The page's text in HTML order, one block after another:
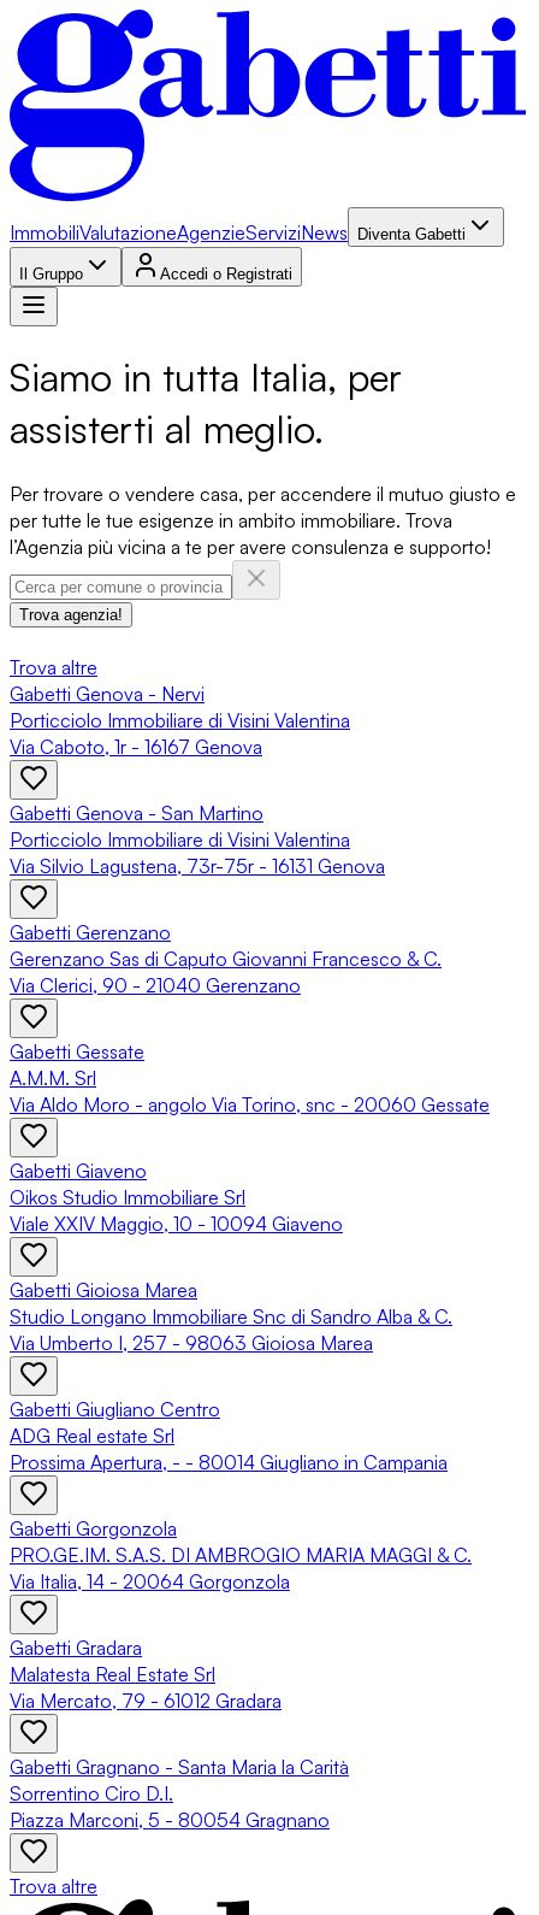
ImmobiliValutazioneAgenzieServiziNews Diventa Gabetti
Il Gruppo Accedi o Registrati
Siamo in tutta Italia, per
assisterti al meglio.
Per trovare o vendere casa, per accendere il mutuo giusto e
per tutte le tue esigenze in ambito immobiliare. Trova
l’Agenzia più vicina a te per avere consulenza e supporto!
Trova agenzia!
Trova altre
Gabetti Genova - Nervi
Porticciolo Immobiliare di Visini Valentina
Via Caboto, 1r - 16167 Genova
Gabetti Genova - San Martino
Porticciolo Immobiliare di Visini Valentina
Via Silvio Lagustena, 73r-75r - 16131 Genova
Gabetti Gerenzano
Gerenzano Sas di Caputo Giovanni Francesco & C.
Via Clerici, 90 - 21040 Gerenzano
Gabetti Gessate
A.M.M. Srl
Via Aldo Moro - angolo Via Torino, snc - 20060 Gessate
Gabetti Giaveno
Oikos Studio Immobiliare Srl
Viale XXIV Maggio, 10 - 10094 Giaveno
Gabetti Gioiosa Marea
Studio Longano Immobiliare Snc di Sandro Alba & C.
Via Umberto I, 257 - 98063 Gioiosa Marea
Gabetti Giugliano Centro
ADG Real estate Srl
Prossima Apertura, - - 80014 Giugliano in Campania
Gabetti Gorgonzola
PRO.GE.IM. S.A.S. DI AMBROGIO MARIA MAGGI & C.
Via Italia, 14 - 20064 Gorgonzola
Gabetti Gradara
Malatesta Real Estate Srl
Via Mercato, 79 - 61012 Gradara
Gabetti Gragnano - Santa Maria la Carità
Sorrentino Ciro D.I.
Piazza Marconi, 5 - 80054 Gragnano
Trova altre